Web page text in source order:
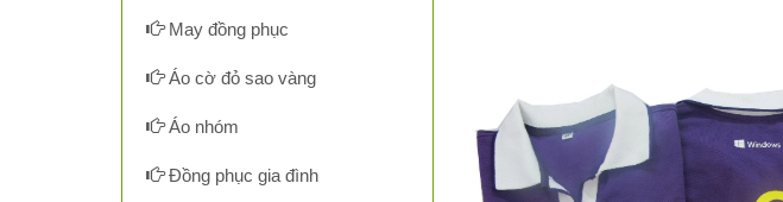
May đồng phục
Áo cờ đỏ sao vàng
Áo nhóm
Đồng phục gia đình